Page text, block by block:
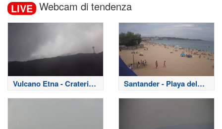
LIVE Webcam di tendenza
Vulcano Etna - Crateri
Sommitali
Santander - Playa del
Sardinero